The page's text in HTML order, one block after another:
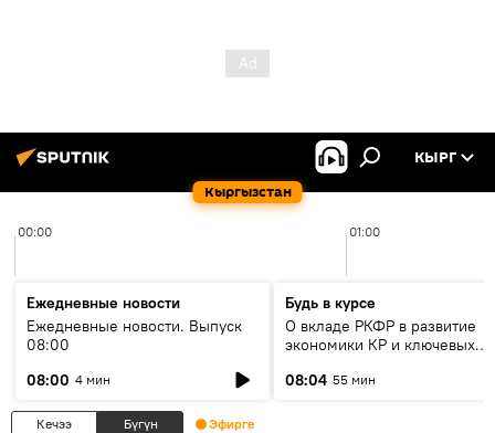
Кыргызстан
КЫРГ
00:00 01:00
Ежедневные новости
Ежедневные новости. Выпуск
08:00
08:00 4 мин
Будь в курсе
О вкладе РКФР в развитие
экономики КР и ключевых
08:04 55 мин
Кечээ Бүгүн Эфирге